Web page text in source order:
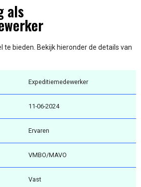
als
te bieden. Bekijk hieronder de details van
Expeditiemedewerker
11-06-2024
Ervaren
VMBO/MAVO
Vast